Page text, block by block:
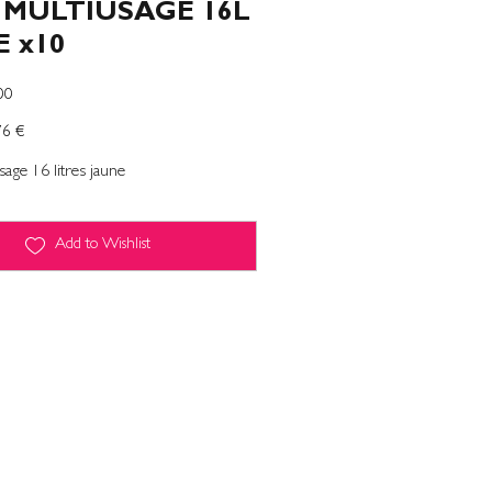
16L
x10
€
16 litres jaune
Add to Wishlist